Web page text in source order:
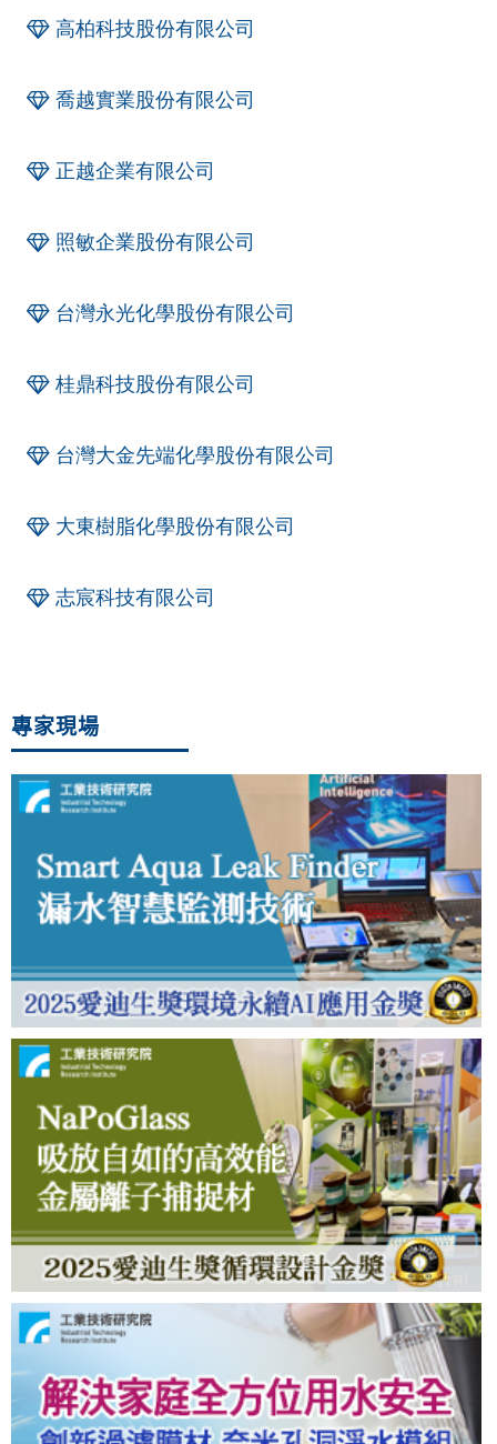
高柏科技股份有限公司
喬越實業股份有限公司
正越企業有限公司
照敏企業股份有限公司
台灣永光化學股份有限公司
桂鼎科技股份有限公司
台灣大金先端化學股份有限公司
大東樹脂化學股份有限公司
志宸科技有限公司
專家現場